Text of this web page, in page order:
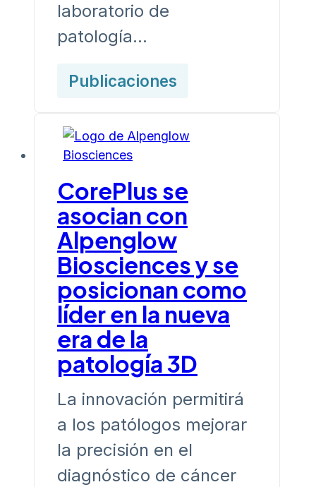
laboratorio de
patología…
Publicaciones
CorePlus se
asocian con
Alpenglow
Biosciences y se
posicionan como
líder en la nueva
era de la
patología 3D
La innovación permitirá
a los patólogos mejorar
la precisión en el
diagnóstico de cáncer